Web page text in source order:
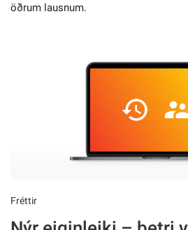
öðrum lausnum.
Fréttir